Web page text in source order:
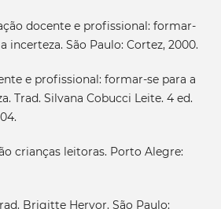
docente e profissional: formar-
incerteza. São Paulo: Cortez, 2000.
e profissional: formar-se para a
Trad. Silvana Cobucci Leite. 4 ed.
crianças leitoras. Porto Alegre:
Brigitte Hervor. São Paulo: